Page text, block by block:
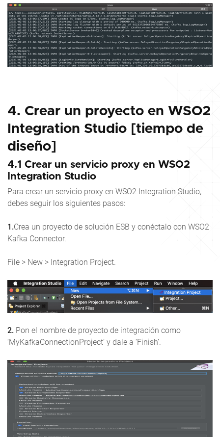
4. Crear un proyecto en WSO2
Integration Studio [tiempo de
diseño]
4.1 Crear un servicio proxy en WSO2
Integration Studio
Para crear un servicio proxy en WSO2 Integration Studio,
debes seguir los siguientes pasos:
1.Crea un proyecto de solución ESB y conéctalo con WSO2
Kafka Connector.
File > New > Integration Project.
2. Pon el nombre de proyecto de integración como
‘MyKafkaConnectionProject’ y dale a ‘Finish’.